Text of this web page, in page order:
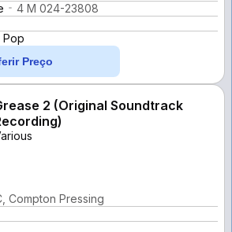
4 M 024-23808
Pop
Preço
2 (Original Soundtrack
Compton Pressing